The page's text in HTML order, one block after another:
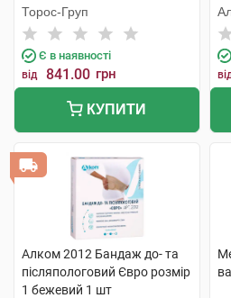
Торос-Груп
Є в наявності
від 841.00 грн
КУПИТИ
Алком 2012 Бандаж до- та
післяпологовий Євро розмір
1 бежевий 1 шт